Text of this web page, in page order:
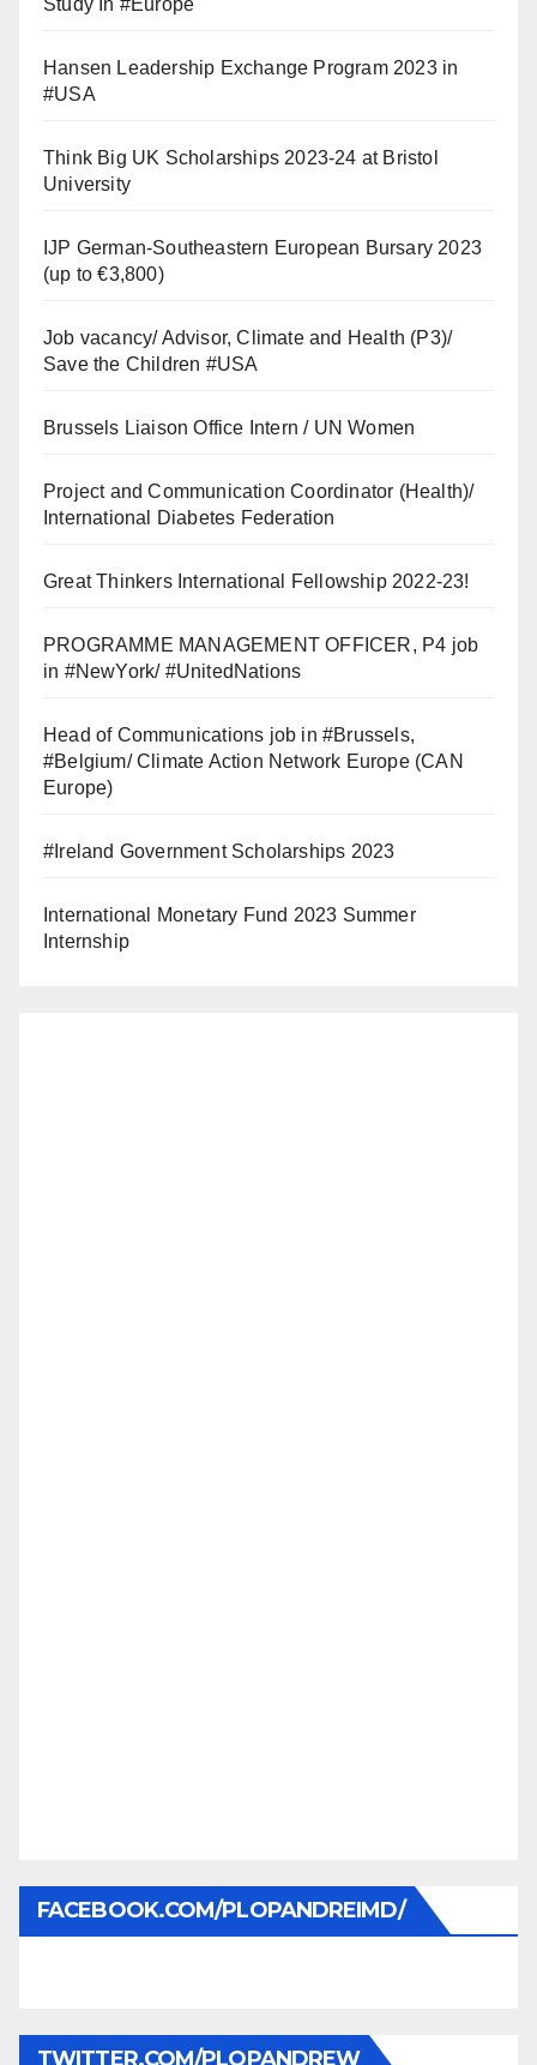
Study In #Europe
Hansen Leadership Exchange Program 2023 in
#USA
Think Big UK Scholarships 2023-24 at Bristol
University
IJP German-Southeastern European Bursary 2023
(up to €3,800)
Job vacancy/ Advisor, Climate and Health (P3)/
Save the Children #USA
Brussels Liaison Office Intern / UN Women
Project and Communication Coordinator (Health)/
International Diabetes Federation
Great Thinkers International Fellowship 2022-23!
PROGRAMME MANAGEMENT OFFICER, P4 job
in #NewYork/ #UnitedNations
Head of Communications job in #Brussels,
#Belgium/ Climate Action Network Europe (CAN
Europe)
#Ireland Government Scholarships 2023
International Monetary Fund 2023 Summer
Internship
FACEBOOK.COM/PLOPANDREIMD/
TWITTER.COM/PLOPANDREW